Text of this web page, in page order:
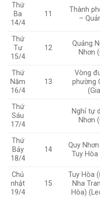
Thứ
Ba
14/4
11
Thành
–
Thứ
Tư
15/4
12
Quảng
Nhơn
Thứ
Năm
16/4
13
Vòng
phường
Thứ
Sáu
17/4
Nghỉ tự
Nhơn
Thứ
Bảy
18/4
14
Quy
Tuy Hòa
Chủ
nhật
19/4
15
Tuy Hòa
Nha
Hòa)